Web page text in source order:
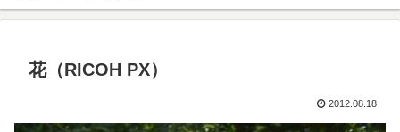
花（RICOH PX）
2012.08.18